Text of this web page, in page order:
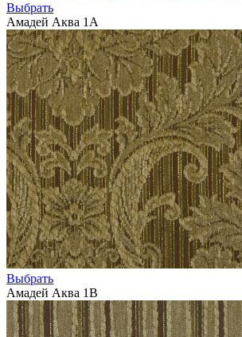
Выбрать
Амадей Аква 1А
Выбрать
Амадей Аква 1В